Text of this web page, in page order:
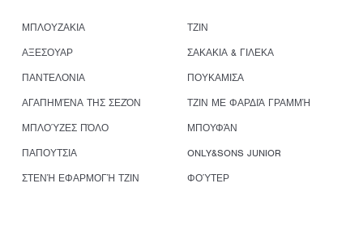
ΜΠΛΟΥΖΑΚΙΑ
ΤΖΙΝ
ΑΞΕΣΟΥΑΡ
ΣΑΚΑΚΙΑ & ΓΙΛΕΚΑ
ΠΑΝΤΕΛΟΝΙΑ
ΠΟΥΚΑΜΙΣΑ
ΑΓΑΠΗΜΈΝΑ ΤΗΣ ΣΕΖΌΝ
ΤΖΙΝ ΜΕ ΦΑΡΔΙΆ ΓΡΑΜΜΉ
ΜΠΛΟΎΖΕΣ ΠΌΛΟ
ΜΠΟΥΦΆΝ
ΠΑΠΟΥΤΣΙΑ
ONLY&SONS JUNIOR
ΣΤΕΝΉ ΕΦΑΡΜΟΓΉ ΤΖΙΝ
ΦΟΎΤΕΡ